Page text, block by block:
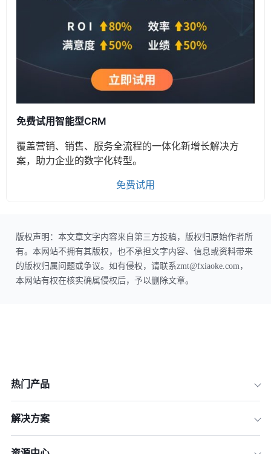
免费试用智能型CRM
覆盖营销、销售、服务全流程的一体化新增长解决方
案，助力企业的数字化转型。
免费试用
版权声明：本文章文字内容来自第三方投稿，版权归原始作者所
有。本网站不拥有其版权，也不承担文字内容、信息或资料带来
的版权归属问题或争议。如有侵权，请联系zmt@fxiaoke.com，
本网站有权在核实确属侵权后，予以删除文章。
热门产品
解决方案